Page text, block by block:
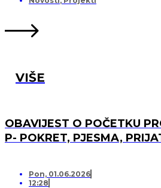
VIŠE
OBAVIJEST O POČETKU
P- POKRET, PJESMA,
Pon, 01.06.2026
12:28